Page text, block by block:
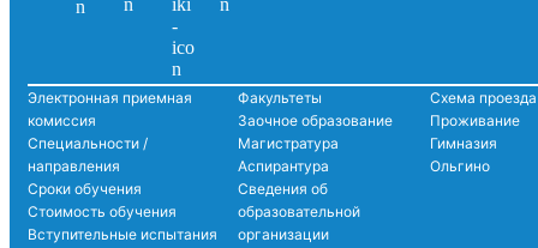
Электронная приемная
комиссия
Специальности /
направления
Сроки обучения
Стоимость обучения
Вступительные испытания
Факультеты
Заочное образование
Магистратура
Аспирантура
Сведения об
образовательной
организации
Схема проезда
Проживание
Гимназия
Ольгино